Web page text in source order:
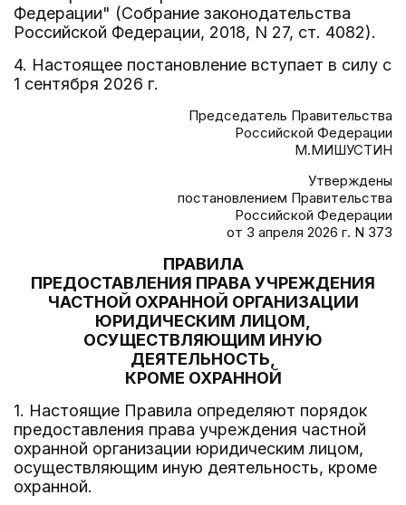
Федерации" (Собрание законодательства
Российской Федерации, 2018, N 27, ст. 4082).
4. Настоящее постановление вступает в силу с
1 сентября 2026 г.
Председатель Правительства
Российской Федерации
М.МИШУСТИН
Утверждены
постановлением Правительства
Российской Федерации
от 3 апреля 2026 г. N 373
ПРАВИЛА
ПРЕДОСТАВЛЕНИЯ ПРАВА УЧРЕЖДЕНИЯ
ЧАСТНОЙ ОХРАННОЙ ОРГАНИЗАЦИИ
ЮРИДИЧЕСКИМ ЛИЦОМ,
ОСУЩЕСТВЛЯЮЩИМ ИНУЮ
ДЕЯТЕЛЬНОСТЬ,
КРОМЕ ОХРАННОЙ
1. Настоящие Правила определяют порядок
предоставления права учреждения частной
охранной организации юридическим лицом,
осуществляющим иную деятельность, кроме
охранной.